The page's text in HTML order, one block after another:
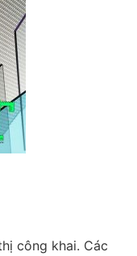
công khai. Các